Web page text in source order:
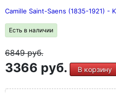
Camille Saint-Saens (1835-1921) -
Есть в наличии
6849руб.
3366 руб. В корзину